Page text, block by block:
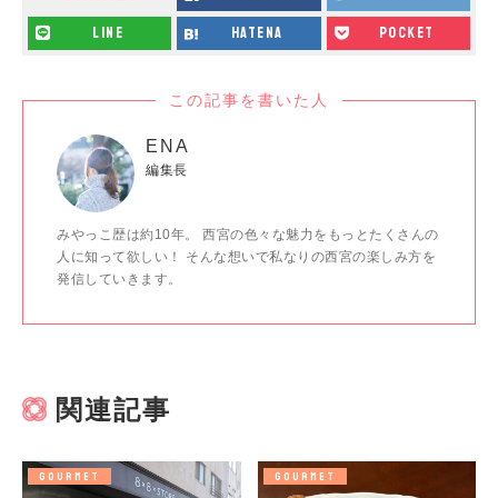
line hatena pocket
この記事を書いた人
ENA
編集長
みやっこ歴は約10年。 西宮の色々な魅力をもっとたくさんの
人に知って欲しい！ そんな想いで私なりの西宮の楽しみ方を
発信していきます。
関連記事
GOURMET GOURMET